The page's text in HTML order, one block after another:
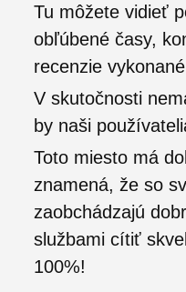
Tu môžete vidieť
obľúbené časy,
recenzie
V skutočnosti
by naši
Toto miesto má
znamená, že so
zaobchádzajú
službami cítiť
100%!